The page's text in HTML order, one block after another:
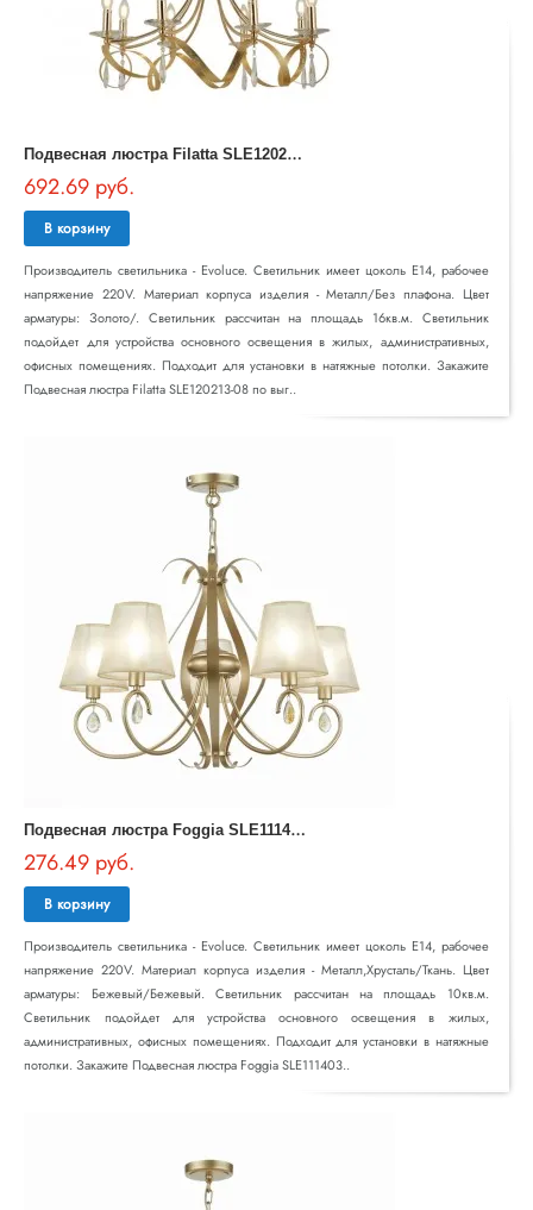
П
одвесная люстра Filatta SLE120213-08
692.69 руб.
В корзину
Производитель светильника - Evoluce. Светильник имеет цоколь E14, рабочее
напряжение 220V. Материал корпуса изделия - Металл/Без плафона. Цвет
арматуры: Золото/. Светильник рассчитан на площадь 16кв.м. Светильник
подойдет для устройства основного освещения в жилых, административных,
офисных помещениях. Подходит для установки в натяжные потолки. Закажите
Подвесная люстра Filatta SLE120213-08 по выг..
П
одвесная люстра Foggia SLE111403-05
276.49 руб.
В корзину
Производитель светильника - Evoluce. Светильник имеет цоколь E14, рабочее
напряжение 220V. Материал корпуса изделия - Металл,Хрусталь/Ткань. Цвет
арматуры: Бежевый/Бежевый. Светильник рассчитан на площадь 10кв.м.
Светильник подойдет для устройства основного освещения в жилых,
административных, офисных помещениях. Подходит для установки в натяжные
потолки. Закажите Подвесная люстра Foggia SLE111403..